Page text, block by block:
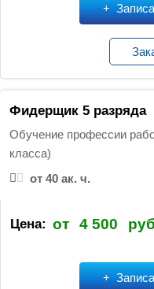
Фидерщик 5 разряда
Обучение профессии
класса)
от 40 ак. ч.
Цена: от 4 500